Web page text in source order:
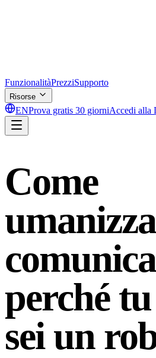
FunzionalitàPrezziSupporto
Risorse
ENProva gratis 30 giorniAccedi alla
Come
perché
sei un